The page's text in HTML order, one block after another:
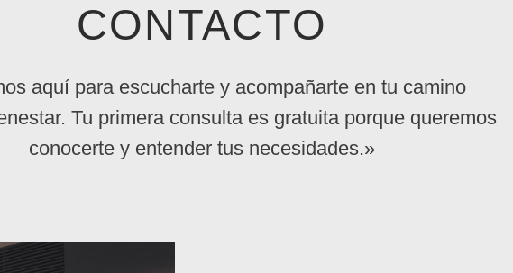
CONTACTO
aquí para escucharte y acompañarte en tu camino
Tu primera consulta es gratuita porque queremos
conocerte y entender tus necesidades.»